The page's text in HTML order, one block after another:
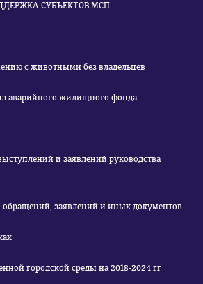
СУБЪЕКТОВ МСП
с животными без владельцев
аварийного жилищного фонда
и заявлений руководства
заявлений и иных документов
современной городской среды на 2018-2024 гг